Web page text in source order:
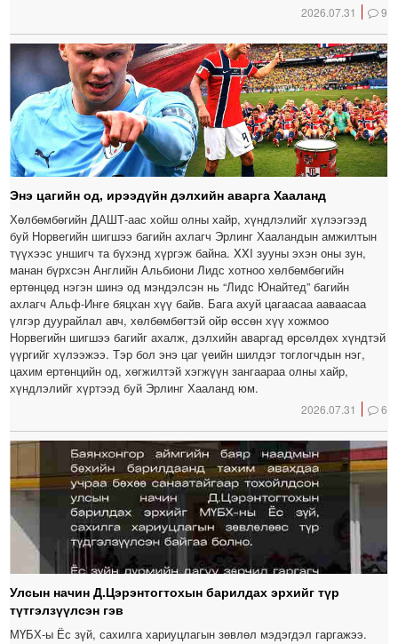
2026.07.31 9
Энэ цагийн од, ирээдүйн дэлхийн аварга Хааланд
Хөлбөмбөгийн ДАШТ-аас хойш олны хайр, хүндлэлийг хүлээгээд
буй Норвегийн шигшээ багийн ахлагч Эрлинг Хааландын амжилтын
түүхээс уншигч та бүхэнд хүргэж байна. XXI зууны эхэн оны зун,
манан бүрхсэн Английн Альбиони Лидс хотноо хөлбөмбөгийн
ертөнцөд нэгэн шинэ од мэндэлсэн нь “Лидс Юнайтед” багийн
ахлагч Альф-Инге бяцхан хүү байв. Бага ахуй цагаасаа ааваасаа
үлгэр дуурайлал авч, хөлбөмбөгтэй ойр өссөн хүү хожмоо
Норвегийн шигшээ багийг ахалж, дэлхийн аваргад өрсөлдөх хүндтэй
үүргийг хүлээжээ. Тэр бол энэ цаг үеийн шилдэг тоглогчдын нэг,
цахим ертөнцийн од, хөгжилтэй хэгжүүн зангаараа олны хайр,
хүндлэлийг хүртээд буй Эрлинг Хааланд юм.
2026.07.31 6
Улсын начин Д.Цэрэнтогтохын барилдах эрхийг түр
түтгэлзүүлсэн гэв
МҮБХ-ы Ёс зүй, сахилга хариуцлагын зөвлөл мэдэгдэл гаргажээ.